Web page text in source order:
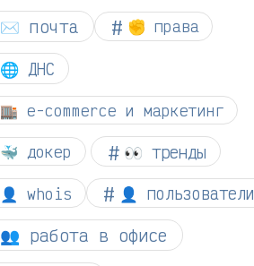
✉️ почта ✊ права
🌐 ДНС
🏬 e-commerce и маркетинг
🐳 докер 👀 тренды
👤 whois 👤 пользователи
👥 работа в офисе